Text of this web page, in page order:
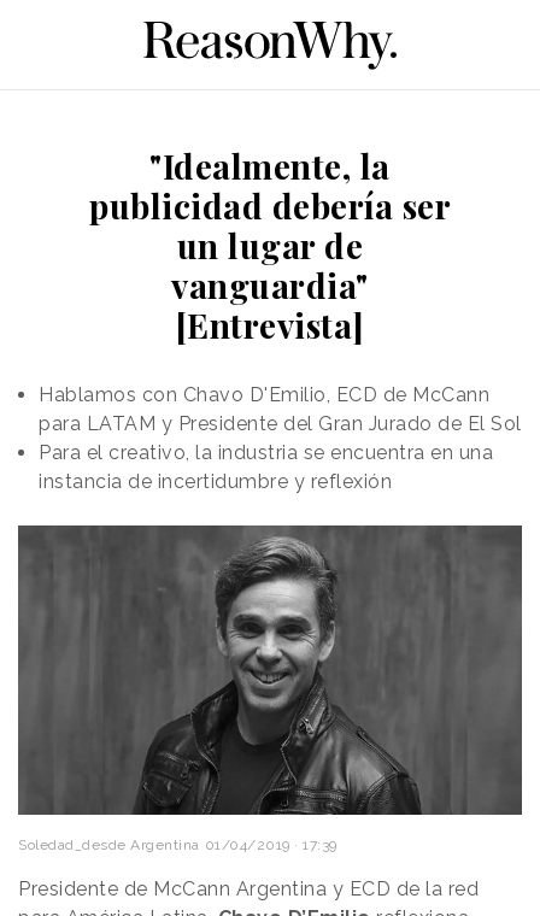
"Idealmente, la
publicidad debería ser
un lugar de
vanguardia"
[Entrevista]
Hablamos con Chavo D'Emilio, ECD de McCann
para LATAM y Presidente del Gran Jurado de El Sol
Para el creativo, la industria se encuentra en una
instancia de incertidumbre y reflexión
Soledad_desde Argentina 01/04/2019 · 17:39
Presidente de McCann Argentina y ECD de la red